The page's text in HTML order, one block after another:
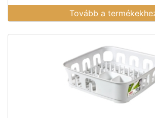
Tovább a